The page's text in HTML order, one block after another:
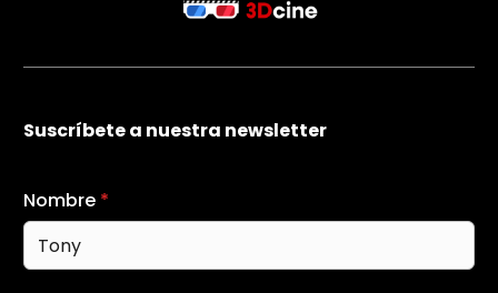
Suscríbete a nuestra newsletter
Nombre *